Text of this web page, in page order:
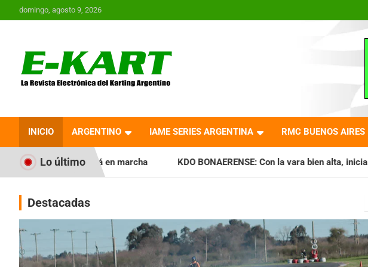
Saltar
al
domingo, agosto 9, 2026
Revista Electrónica del
Karting en Argentina
INICIO ARGENTINO IAME SERIES ARGENTINA RMC BUENOS AIRES
Lo último
en marcha KDO BONAERENSE: Con la vara bien alta, inicia el Campeonato Clausura
Destacadas